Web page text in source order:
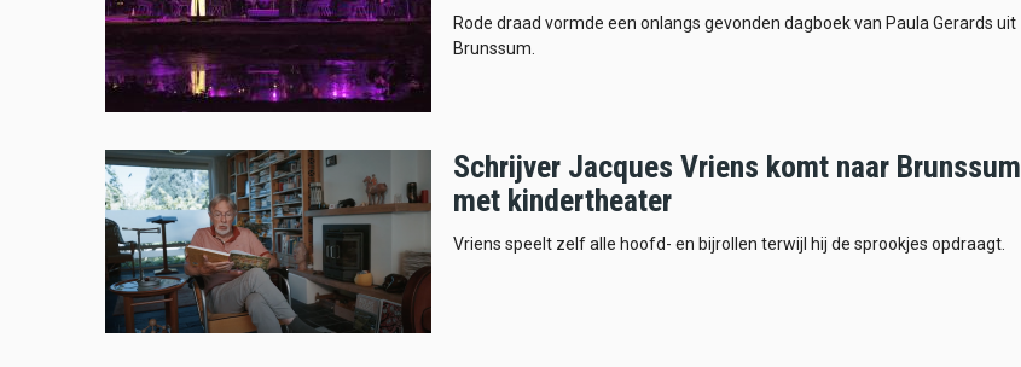
Rode draad vormde een onlangs gevonden dagboek van Paula Gerards uit
Brunssum.
Schrijver Jacques Vriens komt naar Brunssum
met kindertheater
Vriens speelt zelf alle hoofd- en bijrollen terwijl hij de sprookjes opdraagt.